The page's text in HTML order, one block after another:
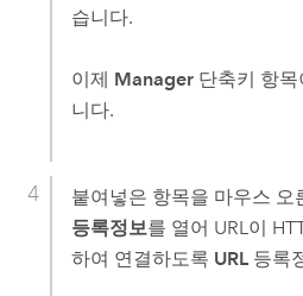
습니다.
이제 Manager단축키 항목
니다.
붙여넣은 항목을 마우스
등록정보를 열어 URL이
하여 연결하도록 URL등록